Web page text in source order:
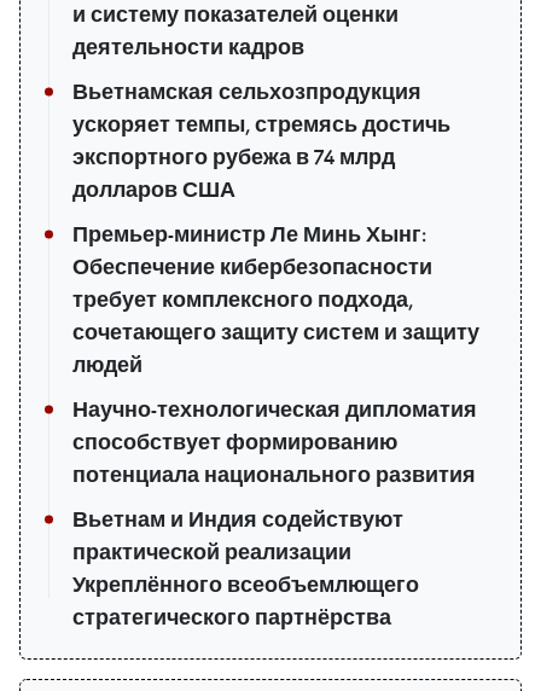
и систему показателей оценки
деятельности кадров
Вьетнамская сельхозпродукция
ускоряет темпы, стремясь достичь
экспортного рубежа в 74 млрд
долларов США
Премьер-министр Ле Минь Хынг:
Обеспечение кибербезопасности
требует комплексного подхода,
сочетающего защиту систем и защиту
людей
Научно-технологическая дипломатия
способствует формированию
потенциала национального развития
Вьетнам и Индия содействуют
практической реализации
Укреплённого всеобъемлющего
стратегического партнёрства